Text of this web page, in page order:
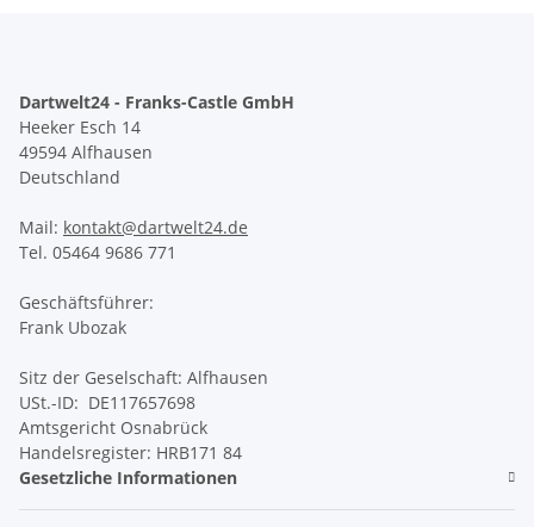
Dartwelt24 - Franks-Castle GmbH
Heeker Esch 14
49594 Alfhausen
Deutschland
Mail: kontakt@dartwelt24.de
Tel. 05464 9686 771
Geschäftsführer:
Frank Ubozak
Sitz der Geselschaft: Alfhausen
USt.-ID: DE117657698
Amtsgericht Osnabrück
Handelsregister: HRB171 84
Gesetzliche Informationen